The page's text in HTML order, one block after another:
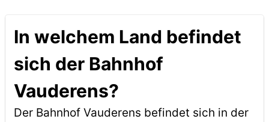
In welchem Land befindet
sich der Bahnhof
Vauderens?
Der Bahnhof Vauderens befindet sich in der